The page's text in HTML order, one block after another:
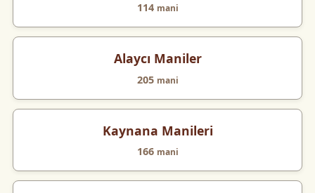
114 mani
Alaycı Maniler
205 mani
Kaynana Manileri
166 mani